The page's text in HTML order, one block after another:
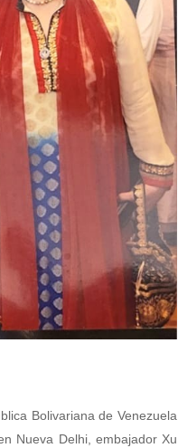
Bolivariana de Venezuela
Nueva Delhi, embajador Xu